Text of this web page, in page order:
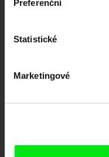
Preferenční
Statistické
Marketingové